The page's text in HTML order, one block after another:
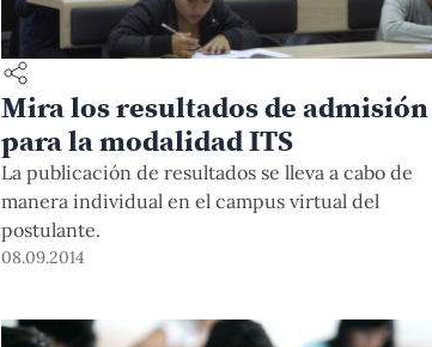
Mira los resultados de admisión
para la modalidad ITS
La publicación de resultados se lleva a cabo de
manera individual en el campus virtual del
postulante.
08.09.2014